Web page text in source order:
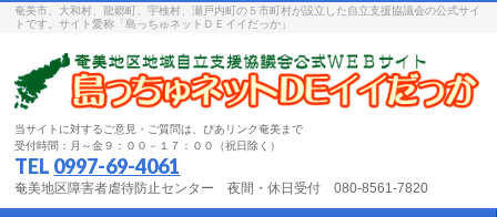
奄美市、大和村、龍郷町、宇検村、瀬戸内町の５市町村が設立した自立支援協議会の公式サイ
トです。サイト愛称「島っちゅネットＤＥイイだっか」
当サイトに対するご意見・ご質問は、ぴあリンク奄美まで
受付時間：月～金９：００－１７：００（祝日除く）
TEL 0997-69-4061
奄美地区障害者虐待防止センター 夜間・休日受付 080-8561-7820